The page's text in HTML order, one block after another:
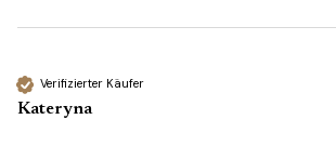
Verifizierter Käufer
Kateryna